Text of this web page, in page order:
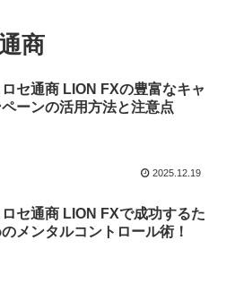
商
ロセ通商 LION FXの豊富なキャ
ペーンの活用方法と注意点
2025.12.19
ロセ通商 LION FXで成功するた
メンタルコントロール術！